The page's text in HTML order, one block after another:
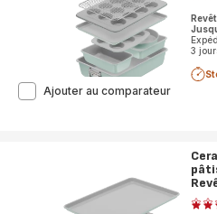
3
Ajouter au comparateurCeramik
moules
en
Note